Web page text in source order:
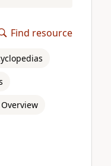
Find resource
Overview